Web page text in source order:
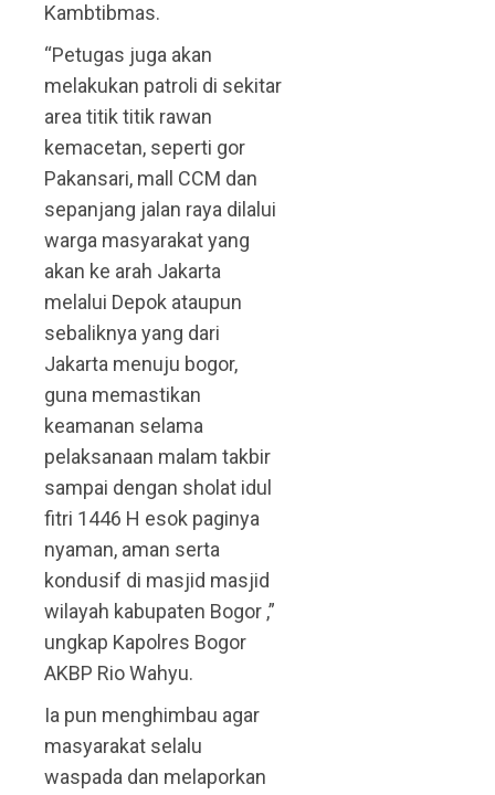
Kambtibmas.
“Petugas juga akan
melakukan patroli di sekitar
area titik titik rawan
kemacetan, seperti gor
Pakansari, mall CCM dan
sepanjang jalan raya dilalui
warga masyarakat yang
akan ke arah Jakarta
melalui Depok ataupun
sebaliknya yang dari
Jakarta menuju bogor,
guna memastikan
keamanan selama
pelaksanaan malam takbir
sampai dengan sholat idul
fitri 1446 H esok paginya
nyaman, aman serta
kondusif di masjid masjid
wilayah kabupaten Bogor ,”
ungkap Kapolres Bogor
AKBP Rio Wahyu.
Ia pun menghimbau agar
masyarakat selalu
waspada dan melaporkan